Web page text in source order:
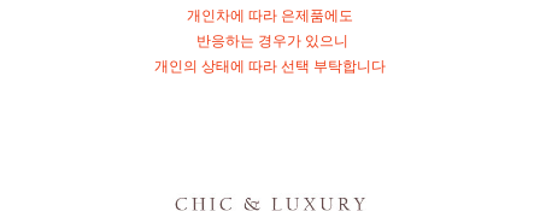
개인차에 따라 은제품에도
반응하는 경우가 있으니
개인의 상태에 따라 선택 부탁합니다